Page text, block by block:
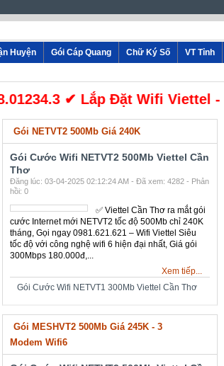
Quận Huyện Gói Cáp Quang Chữ Ký Số
✔ Lắp Đặt Wifi Viettel -
Gói NETVT2 500Mb Giá 240K
Gói Cước Wifi NETVT2 500Mb Viettel Cần
Thơ
Đăng lúc: 03-04-2025 02:12:24 AM - Đã xem: 4282 - Phản
hồi: 0
✅ ‎Viettel Cần Thơ ra mắt gói
cước Internet mới NETVT2
tốc độ 500Mb chỉ 240K
tháng, Gọi ngay
Siêu tốc độ với công nghệ
wifi 6 hiện đại nhất, Giá gói
300Mbps 180.000đ,...
Gói Cước Wifi NETVT1 300Mb Viettel Cần Thơ